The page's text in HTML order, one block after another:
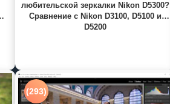
любительской зеркалки Nikon D5300?
Сравнение с Nikon D3100, D5100 и
D5200
(293)